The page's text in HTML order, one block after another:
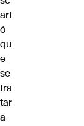
art
ó
qu
e
se
tra
tar
a